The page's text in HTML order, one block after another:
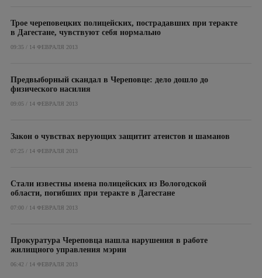
Трое череповецких полицейских, пострадавших при теракте
в Дагестане, чувствуют себя нормально
09:35 / 14 ФЕВРАЛЯ 2013
Предвыборный скандал в Череповце: дело дошло до
физического насилия
09:05 / 14 ФЕВРАЛЯ 2013
Закон о чувствах верующих защитит атеистов и шаманов
07:25 / 14 ФЕВРАЛЯ 2013
Стали известны имена полицейских из Вологодской
области, погибших при теракте в Дагестане
07:00 / 14 ФЕВРАЛЯ 2013
Прокуратура Череповца нашла нарушения в работе
жилищного управления мэрии
06:42 / 14 ФЕВРАЛЯ 2013